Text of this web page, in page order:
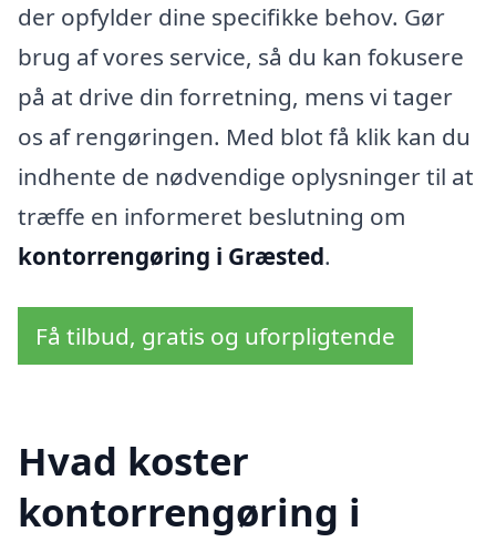
der opfylder dine specifikke behov. Gør
brug af vores service, så du kan fokusere
på at drive din forretning, mens vi tager
os af rengøringen. Med blot få klik kan du
indhente de nødvendige oplysninger til at
træffe en informeret beslutning om
kontorrengøring i Græsted.
Få tilbud, gratis og uforpligtende
Hvad koster
kontorrengøring i